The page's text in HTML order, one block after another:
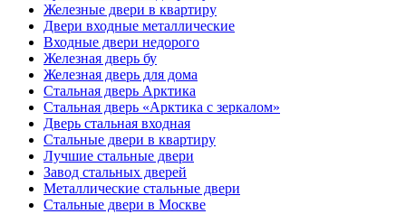
Железные двери в квартиру
Двери входные металлические
Входные двери недорого
Железная дверь бу
Железная дверь для дома
Стальная дверь Арктика
Стальная дверь «Арктика с зеркалом»
Дверь стальная входная
Стальные двери в квартиру
Лучшие стальные двери
Завод стальных дверей
Металлические стальные двери
Стальные двери в Москве